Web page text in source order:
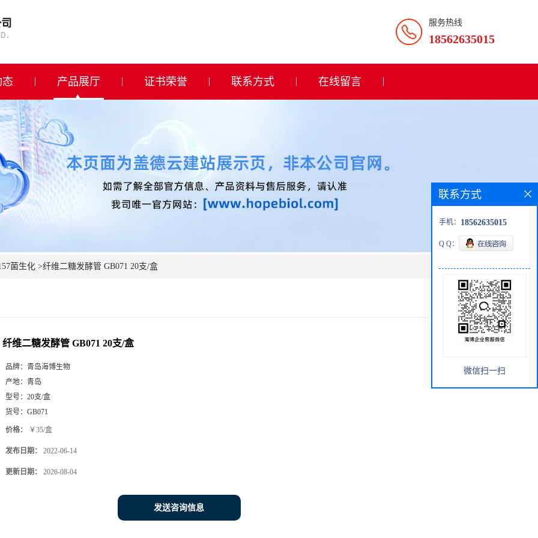
服务热线
18562635015
产品展厅 证书荣誉 联系方式 在线留言
菌生化 >纤维二糖发酵管 GB071 20支/盒
纤维二糖发酵管 GB071 20支/盒
品牌： 青岛海博生物
产地： 青岛
型号： 20支/盒
货号： GB071
价格： ￥35/盒
发布日期： 2022-06-14
更新日期： 2026-08-04
发送咨询信息
联系方式
手机： 18562635015
Q Q：
微信扫一扫